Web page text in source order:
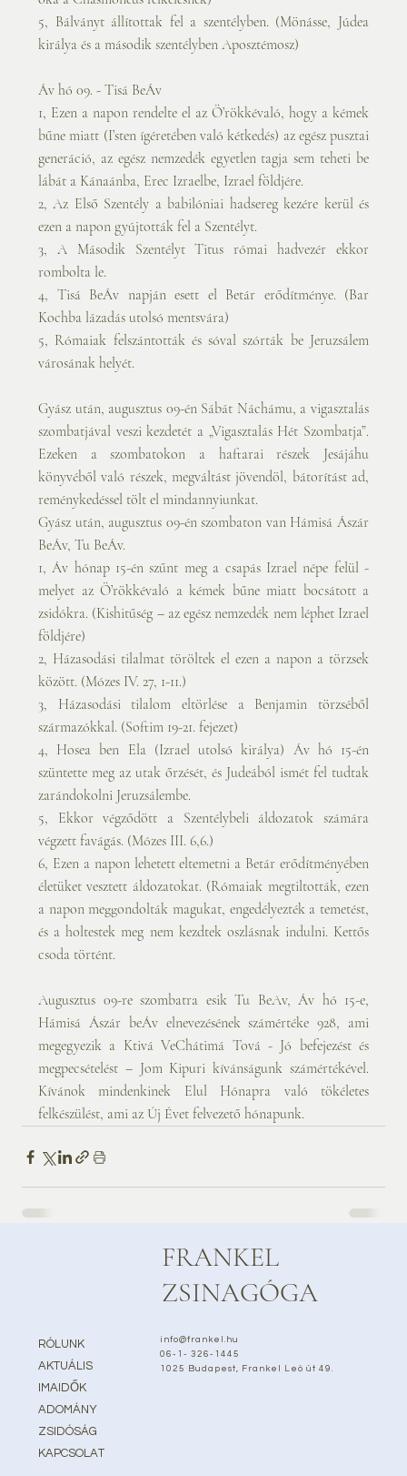
5, Bálványt állítottak fel a szentélyben. (Mönásse, Júdea
királya és a második szentélyben Aposztémosz)
Áv hó 09. - Tisá BeÁv
1, Ezen a napon rendelte el az Ö’rökkévaló, hogy a kémek
bűne miatt (I’sten ígéretében való kétkedés) az egész pusztai
generáció, az egész nemzedék egyetlen tagja sem teheti be
lábát a Kánaánba, Erec Izraelbe, Izrael földjére.
2, Az Első Szentély a babilóniai hadsereg kezére kerül és
ezen a napon gyújtották fel a Szentélyt.
3, A Második Szentélyt Titus római hadvezér ekkor
rombolta le.
4, Tisá BeÁv napján esett el Betár erődítménye. (Bar
Kochba lázadás utolsó mentsvára)
5, Rómaiak felszántották és sóval szórták be Jeruzsálem
városának helyét.
Gyász után, augusztus 09-én Sábát Náchámu, a vigasztalás
szombatjával veszi kezdetét a „Vigasztalás Hét Szombatja”.
Ezeken a szombatokon a haftarai részek Jesájáhu
könyvéből való részek, megváltást jövendöl, bátorítást ad,
reménykedéssel tölt el mindannyiunkat.
Gyász után, augusztus 09-én szombaton van Hámisá Ászár
BeÁv, Tu BeÁv.
1, Áv hónap 15-én szűnt meg a csapás Izrael népe felül -
melyet az Ö’rökkévaló a kémek bűne miatt bocsátott a
zsidókra. (Kishitűség – az egész nemzedék nem léphet Izrael
földjére)
2, Házasodási tilalmat töröltek el ezen a napon a törzsek
között. (Mózes IV. 27, 1-11.)
3, Házasodási tilalom eltörlése a Benjamin törzséből
származókkal. (Softim 19-21. fejezet)
4, Hosea ben Ela (Izrael utolsó királya) Áv hó 15-én
szüntette meg az utak őrzését, és Judeából ismét fel tudtak
zarándokolni Jeruzsálembe.
5, Ekkor végződött a Szentélybeli áldozatok számára
végzett favágás. (Mózes III. 6,6.)
6, Ezen a napon lehetett eltemetni a Betár erődítményében
életüket vesztett áldozatokat. (Rómaiak megtiltották, ezen
a napon meggondolták magukat, engedélyezték a temetést,
és a holtestek meg nem kezdtek oszlásnak indulni. Kettős
csoda történt.
Augusztus 09-re szombatra esik Tu BeAv, Áv hó 15-e,
Hámisá Ászár beÁv elnevezésének számértéke 928, ami
megegyezik a Ktivá VeChátimá Tová - Jó befejezést és
megpecsételést – Jom Kipuri kívánságunk számértékével.
Kívánok mindenkinek Elul Hónapra való tökéletes
felkészülést, ami az Új Évet felvezető hónapunk.
FRANKEL
ZSINAGÓGA
RÓLUNK
AKTUÁLIS
IMAIDŐK
ADOMÁNY
ZSIDÓSÁG
KAPCSOLAT
info@frankel.hu
06-1- 326-1445
1025 Budapest, Frankel Leó út 49.